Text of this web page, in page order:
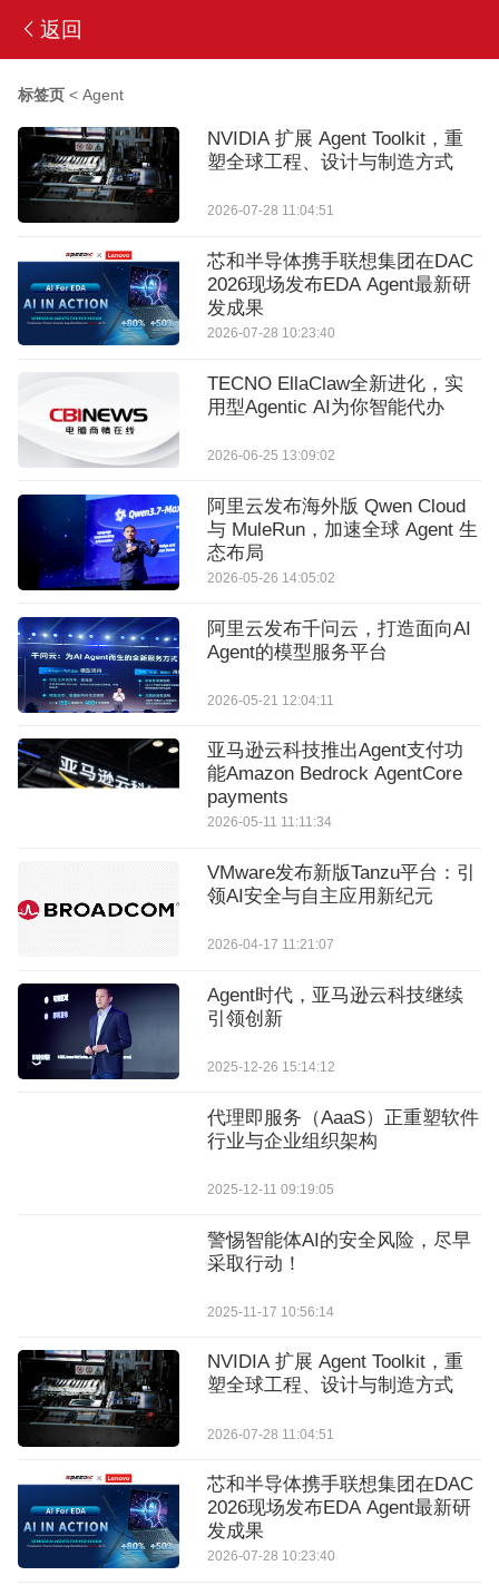
返回
标签页< Agent
NVIDIA 扩展 Agent Toolkit，重
塑全球工程、设计与制造方式
2026-07-28 11:04:51
芯和半导体携手联想集团在DAC
2026现场发布EDA Agent最新研
发成果
2026-07-28 10:23:40
TECNO EllaClaw全新进化，实
用型Agentic AI为你智能代办
2026-06-25 13:09:02
阿里云发布海外版 Qwen Cloud
与 MuleRun，加速全球 Agent 生
态布局
2026-05-26 14:05:02
阿里云发布千问云，打造面向AI
Agent的模型服务平台
2026-05-21 12:04:11
亚马逊云科技推出Agent支付功
能Amazon Bedrock AgentCore
payments
2026-05-11 11:11:34
VMware发布新版Tanzu平台：引
领AI安全与自主应用新纪元
2026-04-17 11:21:07
Agent时代，亚马逊云科技继续
引领创新
2025-12-26 15:14:12
代理即服务（AaaS）正重塑软件
行业与企业组织架构
2025-12-11 09:19:05
警惕智能体AI的安全风险，尽早
采取行动！
2025-11-17 10:56:14
NVIDIA 扩展 Agent Toolkit，重
塑全球工程、设计与制造方式
2026-07-28 11:04:51
芯和半导体携手联想集团在DAC
2026现场发布EDA Agent最新研
发成果
2026-07-28 10:23:40